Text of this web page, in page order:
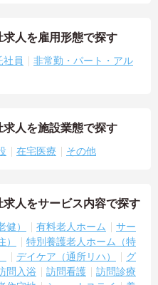
人を雇用形態で探す
社員
非常勤・パート・アル
人を施設業態で探す
在宅医療 その他
人をサービス内容で探す
） 有料老人ホーム
サー
特別養護老人ホーム（特
デイケア（通所リハ）
グ
問入浴 訪問看護
訪問診療